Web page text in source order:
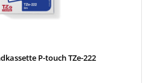
P-touch TZe-222